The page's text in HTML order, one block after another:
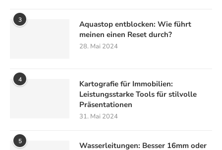
3
Aquastop entblocken: Wie führt
meinen einen Reset durch?
28. Mai 2024
4
Kartografie für Immobilien:
Leistungsstarke Tools für stilvolle
Präsentationen
31. Mai 2024
5 Wasserleitungen: Besser 16mm oder